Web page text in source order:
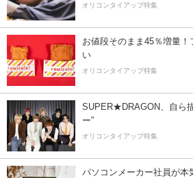
オリコンタイアップ特集
お値段そのまま45％増量
い
オリコンタイアップ特集
SUPER★DRAGON、自ら
ー”
オリコンタイアップ特集
パソコンメーカー社員が本